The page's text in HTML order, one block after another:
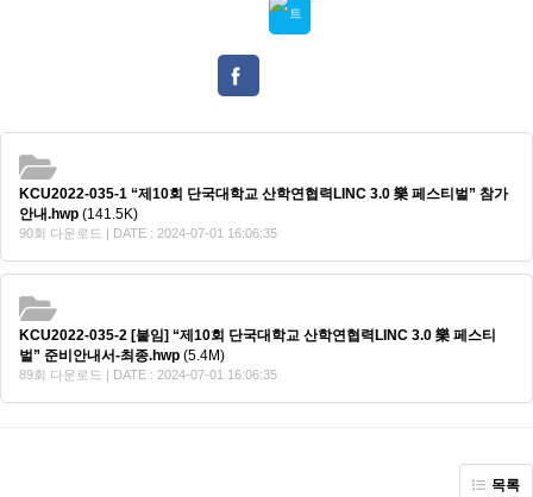
KCU2022-035-1 “제10회 단국대학교 산학연협력LINC 3.0 樂 페스티벌” 참가
안내.hwp (141.5K)
90회 다운로드 | DATE : 2024-07-01 16:06:35
KCU2022-035-2 [붙임] “제10회 단국대학교 산학연협력LINC 3.0 樂 페스티
벌” 준비안내서-최종.hwp (5.4M)
89회 다운로드 | DATE : 2024-07-01 16:06:35
목록